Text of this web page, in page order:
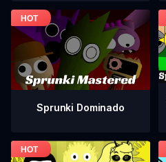
Sprunki Dominado